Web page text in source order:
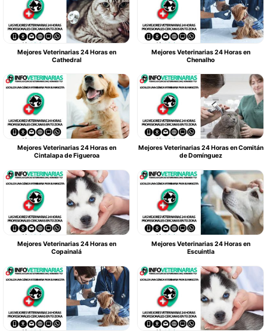
Mejores Veterinarias 24 Horas en
Cathedral
Mejores Veterinarias 24 Horas en
Chenalho
Mejores Veterinarias 24 Horas en
Cintalapa de Figueroa
Mejores Veterinarias 24 Horas en Comitán
de Domínguez
Mejores Veterinarias 24 Horas en
Copainalá
Mejores Veterinarias 24 Horas en
Escuintla